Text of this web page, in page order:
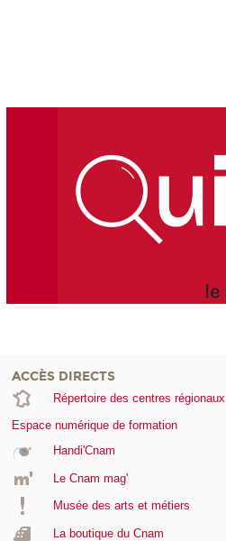
ACCÈS DIRECTS
Répertoire des centres régionaux
Espace numérique de formation
Handi'Cnam
Le Cnam mag'
Musée des arts et métiers
La boutique du Cnam